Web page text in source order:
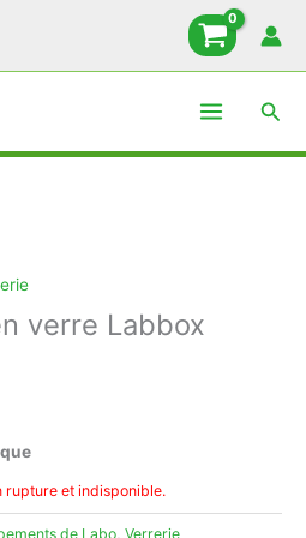
verre Labbox
rupture et indisponible.
de Labo Verrerie